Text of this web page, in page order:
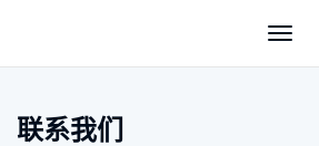
联系我们